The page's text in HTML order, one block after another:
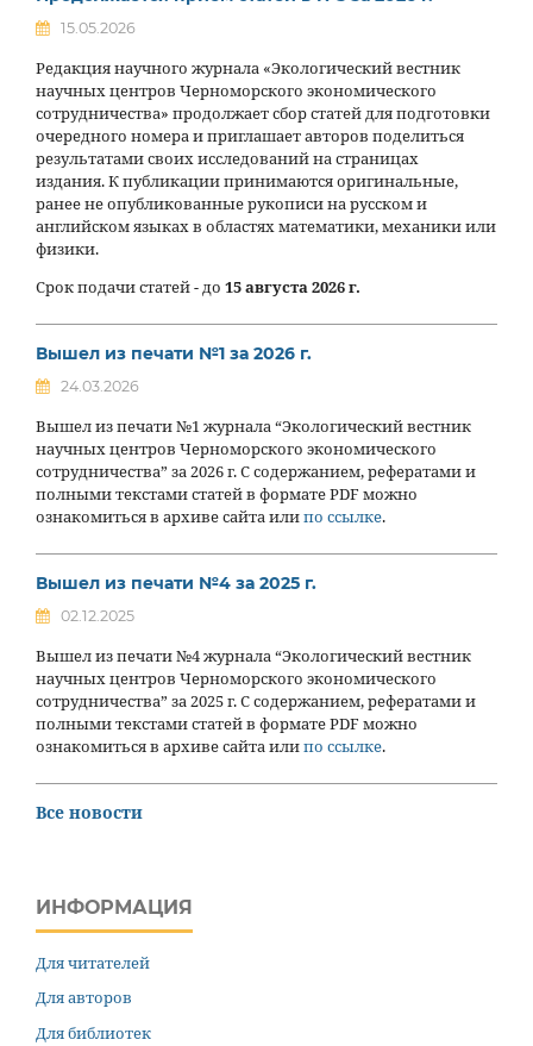
15.05.2026
Редакция научного журнала «Экологический вестник
научных центров Черноморского экономического
сотрудничества» продолжает сбор статей для подготовки
очередного номера и приглашает авторов поделиться
результатами своих исследований на страницах
издания. К публикации принимаются оригинальные,
ранее не опубликованные рукописи на русском и
английском языках в областях математики, механики или
физики.
Срок подачи статей - до 15 августа 2026 г.
Вышел из печати №1 за 2026 г.
24.03.2026
Вышел из печати №1 журнала “Экологический вестник
научных центров Черноморского экономического
сотрудничества” за 2026 г. С содержанием, рефератами и
полными текстами статей в формате PDF можно
ознакомиться в архиве сайта илипо ссылке.
Вышел из печати №4 за 2025 г.
02.12.2025
Вышел из печати №4 журнала “Экологический вестник
научных центров Черноморского экономического
сотрудничества” за 2025 г. С содержанием, рефератами и
полными текстами статей в формате PDF можно
ознакомиться в архиве сайта илипо ссылке.
Все новости
ИНФОРМАЦИЯ
Для читателей
Для авторов
Для библиотек